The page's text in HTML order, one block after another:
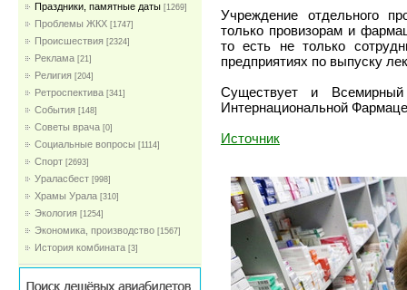
Праздники, памятные даты [1269]
Проблемы ЖКХ [1747]
Проиcшествия [2324]
Реклама [21]
Религия [204]
Ретроспектива [341]
События [148]
Советы врача [0]
Социальные вопросы [1114]
Спорт [2693]
Ураласбест [998]
Храмы Урала [310]
Экология [1254]
Экономика, производство [1567]
История комбината [3]
Учреждение отдельного
только провизорам и
то есть не только
предприятиях по выпуску
Существует и
Интернациональной
Источник